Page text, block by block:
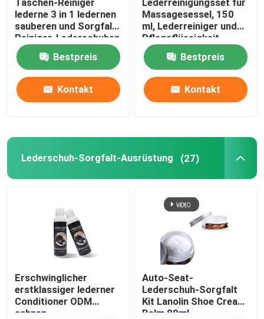
Sportpflege
lederne 3 in 1 ledernen
sauberen und Sorgfalt-
Reiniger-Lederschuhen
Bestpreis
Kontakt
Massagesessel, 150
ml, Lederreiniger und
Pflegeflüssigkeit
Bestpreis
Kontakt
Lederschuh-Sorgfalt-Ausrüstung (27)
Erschwinglicher
erstklassiger lederner
Conditioner ODM
sahnen
Auto-Seat-
Lederschuh-Sorgfalt
Kit Lanolin Shoe Cream
Balm 80ml